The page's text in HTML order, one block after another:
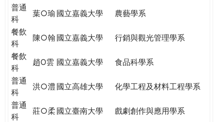
普通
科
葉○瑜 國立嘉義大學
農藝學系
餐飲
科
陳○翰 國立嘉義大學
行銷與觀光管理學系
餐飲
科
趙O雲 國立嘉義大學
食品科學系
普通
科
洪○澧 國立高雄大學
化學工程及材料工程學系
普通
科
莊○柔 國立臺南大學
戲劇創作與應用學系